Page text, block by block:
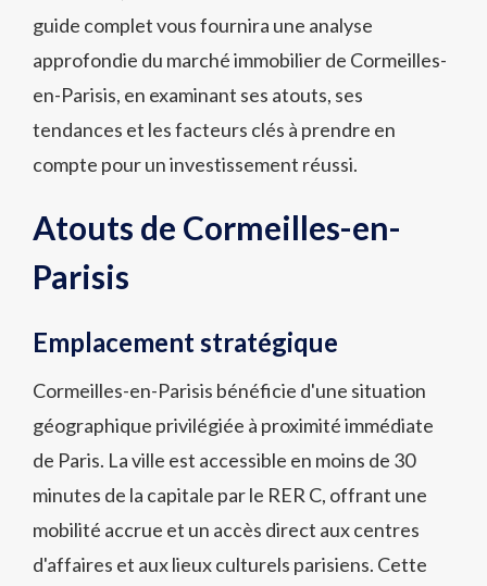
guide complet vous fournira une analyse
approfondie du marché immobilier de Cormeilles-
en-Parisis, en examinant ses atouts, ses
tendances et les facteurs clés à prendre en
compte pour un investissement réussi.
Atouts de Cormeilles-en-
Parisis
Emplacement stratégique
Cormeilles-en-Parisis bénéficie d'une situation
géographique privilégiée à proximité immédiate
de Paris. La ville est accessible en moins de 30
minutes de la capitale par le RER C, offrant une
mobilité accrue et un accès direct aux centres
d'affaires et aux lieux culturels parisiens. Cette